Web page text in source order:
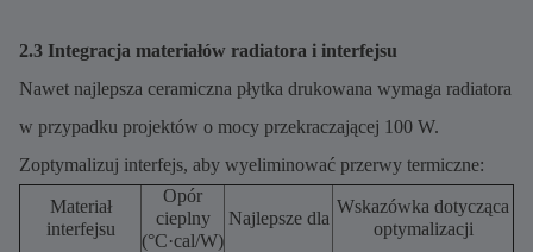
2.3 Integracja materiałów radiatora i interfejsu
Nawet najlepsza ceramiczna płytka drukowana wymaga radiatora
w przypadku projektów o mocy przekraczającej 100 W.
Zoptymalizuj interfejs, aby wyeliminować przerwy termiczne:
Materiał
interfejsu
Opór
cieplny
(°C·cal/W)
Najlepsze dla
Wskazówka dotycząca
optymalizacji